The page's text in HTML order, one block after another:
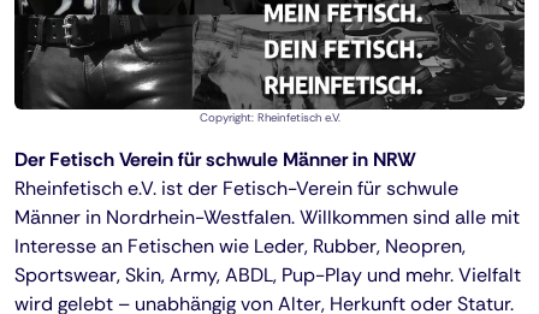
Copyright: Rheinfetisch e.V.
Der Fetisch Verein für schwule Männer in NRW
Rheinfetisch e.V. ist der Fetisch-Verein für schwule
Männer in Nordrhein-Westfalen. Willkommen sind alle mit
Interesse an Fetischen wie Leder, Rubber, Neopren,
Sportswear, Skin, Army, ABDL, Pup-Play und mehr. Vielfalt
wird gelebt – unabhängig von Alter, Herkunft oder Statur.